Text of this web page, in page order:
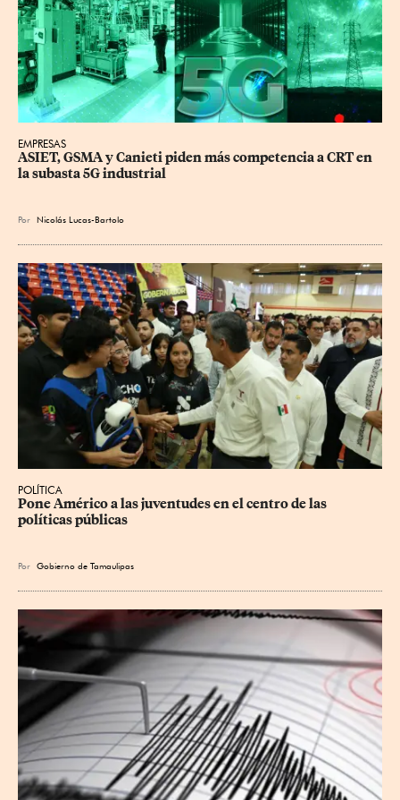
EMPRESAS
ASIET, GSMA y Canieti piden más competencia a CRT en
la subasta 5G industrial
Por Nicolás Lucas-Bartolo
POLÍTICA
Pone Américo a las juventudes en el centro de las
políticas públicas
Por Gobierno de Tamaulipas